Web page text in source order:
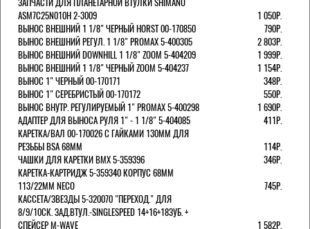
ASM7C25N010H 2-3009
1 050Р.
ВЫНОС ВНЕШНИЙ 1 1/8" ЧЕРНЫЙ HORST 00-170850
790Р.
ВЫНОС ВНЕШНИЙ РЕГУЛ. 1 1/8" PROMAX 5-400305
2 803Р.
ВЫНОС ВНЕШНИЙ DOWNHILL 1 1/8" ZOOM 5-404209
1 999Р.
ВЫНОС ВНЕШНИЙ 1 1/8" ЧЕРНЫЙ ZOOM 5-404237
1 154Р.
ВЫНОС 1" ЧЕРНЫЙ 00-170171
348Р.
ВЫНОС 1" СЕРЕБРИСТЫЙ 00-170172
550Р.
ВЫНОС ВНУТР. РЕГУЛИРУЕМЫЙ 1" PROMAX 5-400298
1 690Р.
АДАПТЕР ДЛЯ ВЫНОСА РУЛЯ 1" - 1 1/8" 5-404085
411Р.
КАРЕТКА/ВАЛ 00-170026 С ГАЙКАМИ 130ММ ДЛЯ
РЕЗЬБЫ BSA 68ММ
114Р.
ЧАШКИ ДЛЯ КАРЕТКИ BMX 5-359396
346Р.
КАРЕТКА-КАРТРИДЖ 5-359340 КОРПУС 68ММ
113/22ММ NECO
745Р.
КАССЕТА/ЗВЕЗДЫ 5-320070 "ПЕРЕХОД." ДЛЯ
8/9/10СК. ЗАД.ВТУЛ.-SINGLESPEED 14+16+18ЗУБ. +
СПЕЙСЕР M-WAVE
1 582Р.